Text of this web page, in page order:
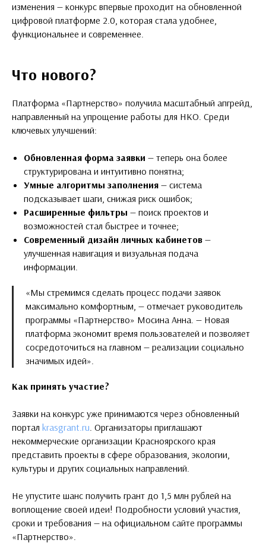
изменения — конкурс впервые проходит на обновленной
цифровой платформе 2.0, которая стала удобнее,
функциональнее и современнее.
Что нового?
Платформа «Партнерство» получила масштабный апгрейд,
направленный на упрощение работы для НКО. Среди
ключевых улучшений:
Обновленная форма заявки — теперь она более
структурирована и интуитивно понятна;
Умные алгоритмы заполнения — система
подсказывает шаги, снижая риск ошибок;
Расширенные фильтры — поиск проектов и
возможностей стал быстрее и точнее;
Современный дизайн личных кабинетов —
улучшенная навигация и визуальная подача
информации.
«Мы стремимся сделать процесс подачи заявок
максимально комфортным, — отмечает руководитель
программы «Партнерство» Мосина Анна. — Новая
платформа экономит время пользователей и позволяет
сосредоточиться на главном — реализации социально
значимых идей».
Как принять участие?
Заявки на конкурс уже принимаются через обновленный
портал krasgrant.ru. Организаторы приглашают
некоммерческие организации Красноярского края
представить проекты в сфере образования, экологии,
культуры и других социальных направлений.
Не упустите шанс получить грант до 1,5 млн рублей на
воплощение своей идеи! Подробности условий участия,
сроки и требования — на официальном сайте программы
«Партнерство».